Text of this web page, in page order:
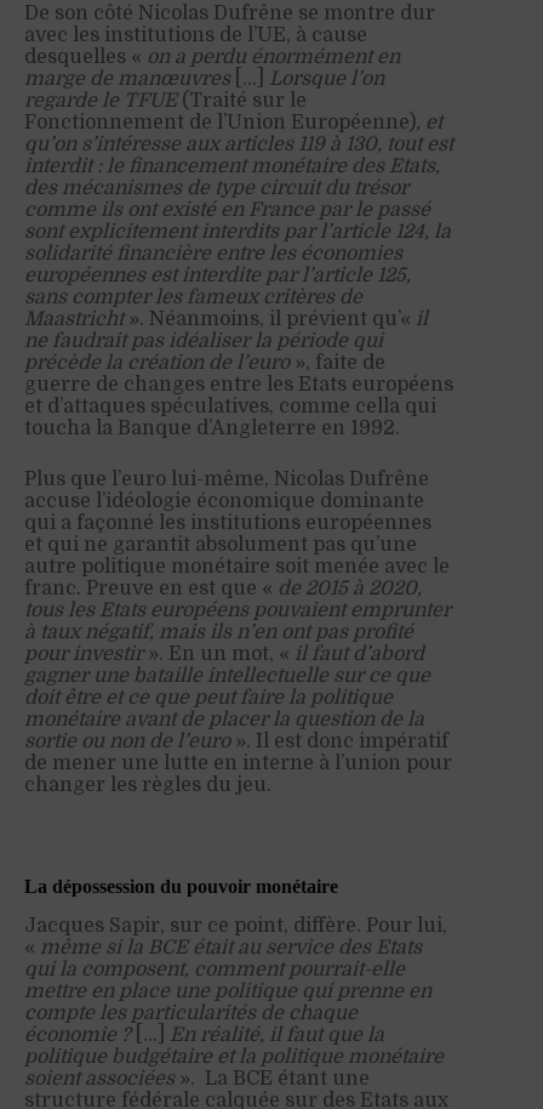
De son côté Nicolas Dufrêne se montre dur
avec les institutions de l’UE, à cause
desquelles « on a perdu énormément en
marge de manœuvres […] Lorsque l’on
regarde le TFUE(Traité sur le
Fonctionnement de l’Union Européenne), et
qu’on s’intéresse aux articles 119 à 130, tout est
interdit : le financement monétaire des Etats,
des mécanismes de type circuit du trésor
comme ils ont existé en France par le passé
sont explicitement interdits par l’article 124, la
solidarité financière entre les économies
européennes est interdite par l’article 125,
sans compter les fameux critères de
Maastricht ». Néanmoins, il prévient qu’« il
ne faudrait pas idéaliser la période qui
précède la création de l’euro », faite de
guerre de changes entre les Etats européens
et d’attaques spéculatives, comme cella qui
toucha la Banque d’Angleterre en 1992.
Plus que l’euro lui-même, Nicolas Dufrêne
accuse l’idéologie économique dominante
qui a façonné les institutions européennes
et qui ne garantit absolument pas qu’une
autre politique monétaire soit menée avec le
franc. Preuve en est que « de 2015 à 2020,
tous les Etats européens pouvaient emprunter
à taux négatif, mais ils n’en ont pas profité
pour investir». En un mot, « il faut d’abord
gagner une bataille intellectuelle sur ce que
doit être et ce que peut faire la politique
monétaire avant de placer la question de la
sortie ou non de l’euro». Il est donc impératif
de mener une lutte en interne à l’union pour
changer les règles du jeu.
La dépossession du pouvoir monétaire
Jacques Sapir, sur ce point, diffère. Pour lui,
« même si la BCE était au service des Etats
qui la composent, comment pourrait-elle
mettre en place une politique qui prenne en
compte les particularités de chaque
économie ?[…] En réalité, il faut que la
politique budgétaire et la politique monétaire
soient associées ». La BCE étant une
structure fédérale calquée sur des Etats aux